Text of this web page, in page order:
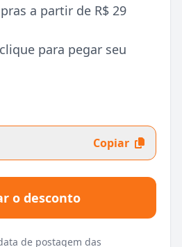
a partir de R$ 29
para pegar seu
Copiar
o desconto
de postagem das